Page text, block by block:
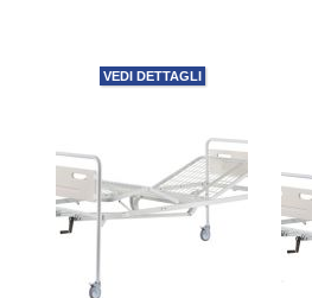
VEDI DETTAGLI